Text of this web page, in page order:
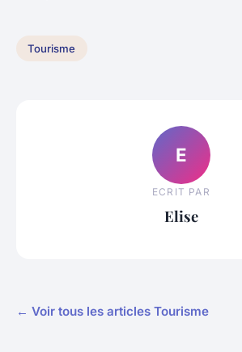
Tourisme
E
ECRIT PAR
Elise
← Voir tous les articles Tourisme